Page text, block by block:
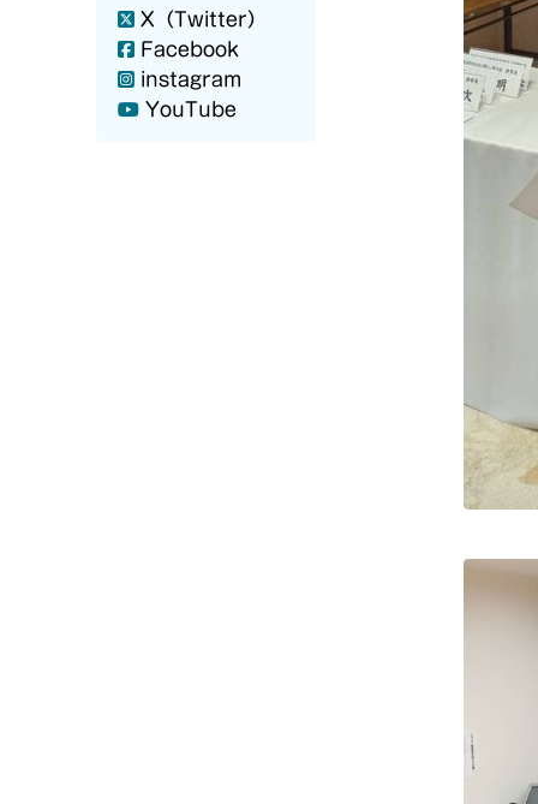
X（Twitter）
Facebook
instagram
YouTube